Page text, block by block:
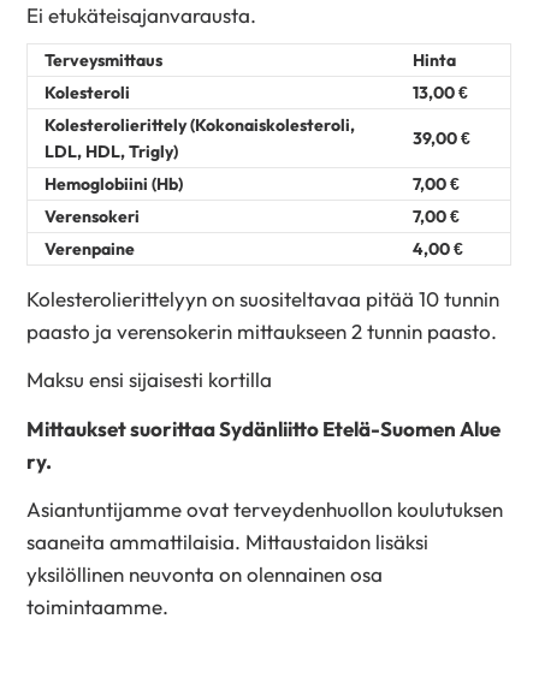
Ei etukäteisajanvarausta.
Terveysmittaus
Hinta
Kolesteroli
13,00 €
Kolesterolierittely (Kokonaiskolesteroli,
LDL, HDL, Trigly)
39,00 €
Hemoglobiini (Hb)
7,00 €
Verensokeri
7,00 €
Verenpaine
4,00 €
Kolesterolierittelyyn on suositeltavaa pitää 10 tunnin
paasto ja verensokerin mittaukseen 2 tunnin paasto.
Maksu ensi sijaisesti kortilla
Mittaukset suorittaa Sydänliitto Etelä-Suomen Alue
ry.
Asiantuntijamme ovat terveydenhuollon koulutuksen
saaneita ammattilaisia. Mittaustaidon lisäksi
yksilöllinen neuvonta on olennainen osa
toimintaamme.